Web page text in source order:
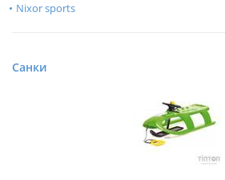
Nixor sports
Санки